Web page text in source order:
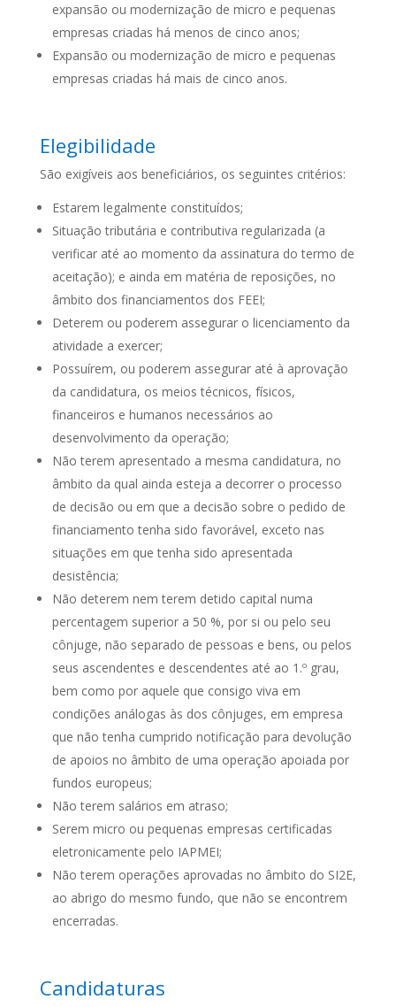
expansão ou modernização de micro e pequenas
empresas criadas há menos de cinco anos;
Expansão ou modernização de micro e pequenas
empresas criadas há mais de cinco anos.
Elegibilidade
São exigíveis aos beneficiários, os seguintes critérios:
Estarem legalmente constituídos;
Situação tributária e contributiva regularizada (a
verificar até ao momento da assinatura do termo de
aceitação); e ainda em matéria de reposições, no
âmbito dos financiamentos dos FEEI;
Deterem ou poderem assegurar o licenciamento da
atividade a exercer;
Possuírem, ou poderem assegurar até à aprovação
da candidatura, os meios técnicos, físicos,
financeiros e humanos necessários ao
desenvolvimento da operação;
Não terem apresentado a mesma candidatura, no
âmbito da qual ainda esteja a decorrer o processo
de decisão ou em que a decisão sobre o pedido de
financiamento tenha sido favorável, exceto nas
situações em que tenha sido apresentada
desistência;
Não deterem nem terem detido capital numa
percentagem superior a 50 %, por si ou pelo seu
cônjuge, não separado de pessoas e bens, ou pelos
seus ascendentes e descendentes até ao 1.º grau,
bem como por aquele que consigo viva em
condições análogas às dos cônjuges, em empresa
que não tenha cumprido notificação para devolução
de apoios no âmbito de uma operação apoiada por
fundos europeus;
Não terem salários em atraso;
Serem micro ou pequenas empresas certificadas
eletronicamente pelo IAPMEI;
Não terem operações aprovadas no âmbito do SI2E,
ao abrigo do mesmo fundo, que não se encontrem
encerradas.
Candidaturas